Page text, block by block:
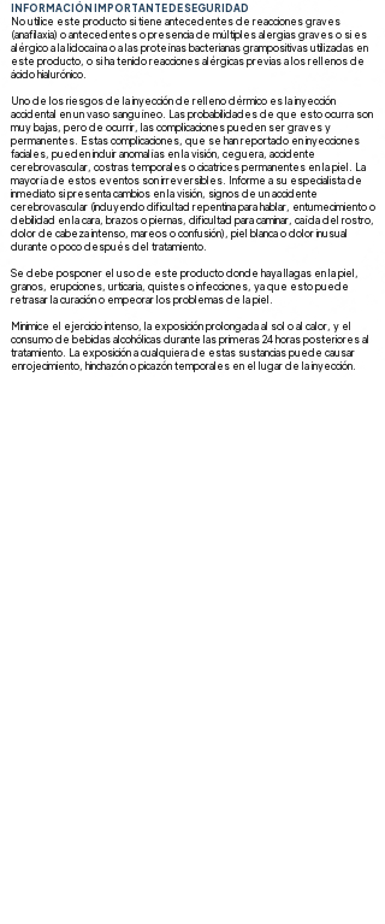
INFORMACIÓN IMPORTANTE DE SEGURIDAD
No utilice este producto si tiene antecedentes de reacciones graves
(anafilaxia) o antecedentes o presencia de múltiples alergias graves o si es
alérgico a la lidocaína o a las proteínas bacterianas grampositivas utilizadas en
este producto, o si ha tenido reacciones alérgicas previas a los rellenos de
ácido hialurónico.
Uno de los riesgos de la inyección de relleno dérmico es la inyección
accidental en un vaso sanguíneo. Las probabilidades de que esto ocurra son
muy bajas, pero de ocurrir, las complicaciones pueden ser graves y
permanentes. Estas complicaciones, que se han reportado en inyecciones
faciales, pueden incluir anomalías en la visión, ceguera, accidente
cerebrovascular, costras temporales o cicatrices permanentes en la piel. La
mayoría de estos eventos son irreversibles. Informe a su especialista de
inmediato si presenta cambios en la visión, signos de un accidente
cerebrovascular (incluyendo dificultad repentina para hablar, entumecimiento o
debilidad en la cara, brazos o piernas, dificultad para caminar, caída del rostro,
dolor de cabeza intenso, mareos o confusión), piel blanca o dolor inusual
durante o poco después del tratamiento.
Se debe posponer el uso de este producto donde haya llagas en la piel,
granos, erupciones, urticaria, quistes o infecciones, ya que esto puede
retrasar la curación o empeorar los problemas de la piel.
Minimice el ejercicio intenso, la exposición prolongada al sol o al calor, y el
consumo de bebidas alcohólicas durante las primeras 24 horas posteriores al
tratamiento. La exposición a cualquiera de estas sustancias puede causar
enrojecimiento, hinchazón o picazón temporales en el lugar de la inyección.